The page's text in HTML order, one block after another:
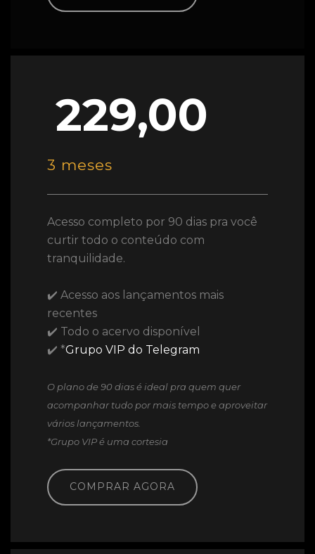
229,00
3 meses
Acesso completo por 90 dias pra você
curtir todo o conteúdo com
tranquilidade.
✔️ Acesso aos lançamentos mais
recentes
✔️ Todo o acervo disponível
✔️ *Grupo VIP do Telegram
O plano de 90 dias é ideal pra quem quer
acompanhar tudo por mais tempo e aproveitar
vários lançamentos.
*Grupo VIP é uma cortesia
COMPRAR AGORA